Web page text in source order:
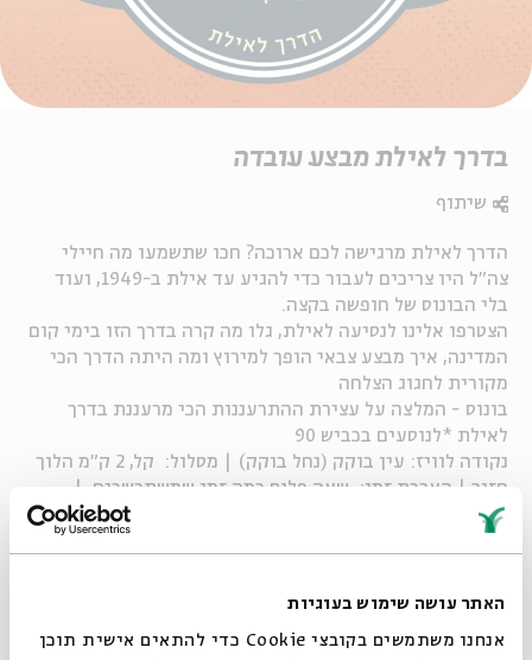
האתר עושה שימוש בעוגיות
אנחנו משתמשים בקובצי Cookie כדי להתאים אישית תוכן
בדרך לאילת מבצע עובדה
הדרך לאילת מרגישה לכם ארוכה? חכו שתשמעו מה חיילי
צה"ל היו צריכים לעבור כדי להגיע עד אילת ב-1949, ועוד
בלי הבונוס של חופשה בקצה.
הצטרפו אלינו לנסיעה לאילת, גלו מה קרה בדרך הזו בימי קום
המדינה, איך מבצע צבאי הופך למירוץ ומה היתה הדרך הכי
מקורית לחגוג הצלחה
בונוס - המלצה על עצירת ההתרעננות הכי מרעננת בדרך
לאילת *לנוסעים בכביש 90
נקודה לוויז: עין בוקק (נחל בוקק) | מסלול: קל, 2 ק"מ הלוך
חזור | הערכת זמן: שעה פלוס כמה זמן שמשתכשכים |
בתשלום: לא | עונה מומלצת: כל השנה | מומלץ לטייל עם
שיתוף
לקבלת עדכונים על פרק חדש ב-